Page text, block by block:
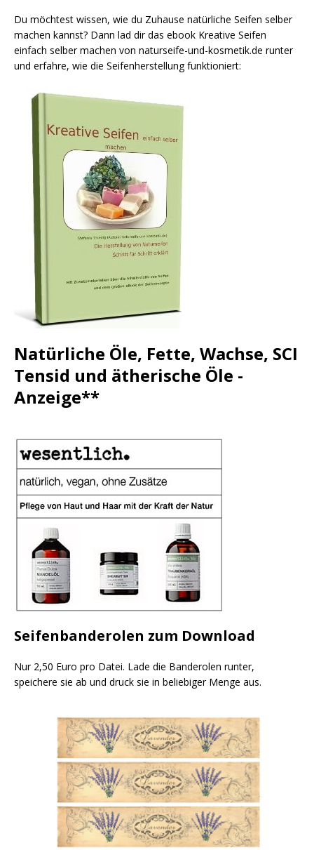
Du möchtest wissen, wie du Zuhause natürliche Seifen selber
machen kannst? Dann lad dir das ebook Kreative Seifen
einfach selber machen von naturseife-und-kosmetik.de runter
und erfahre, wie die Seifenherstellung funktioniert:
Natürliche Öle, Fette, Wachse, SCI
Tensid und ätherische Öle -
Anzeige**
Seifenbanderolen zum Download
Nur 2,50 Euro pro Datei. Lade die Banderolen runter,
speichere sie ab und druck sie in beliebiger Menge aus.